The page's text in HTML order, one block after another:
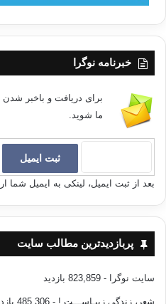
ضعیف برتراست،می خواهد اهتمام
دهد.
فوائد قدرت ونمونه هائی ازمردان قدرتمند
خوف وهراس.چنانچه ابی حازم با
خبرنامه نوگرا
برای دریافت و باخبر
ما شوید.
بعد از ثبت ایمیل، لینکی به ایمیل شما
پربازدیدترین مطالب سایت
سایت نوگرا - 823,859 بازدید
شعر، زندگی زیبـاســـت ! - 485,306 بازدید